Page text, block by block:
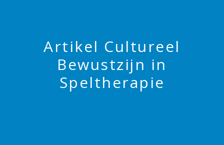
Artikel Cultureel
Bewustzijn in
Speltherapie